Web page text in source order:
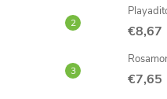
€8,67
€7,65